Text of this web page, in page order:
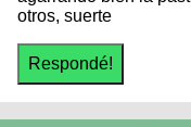
otros, suerte